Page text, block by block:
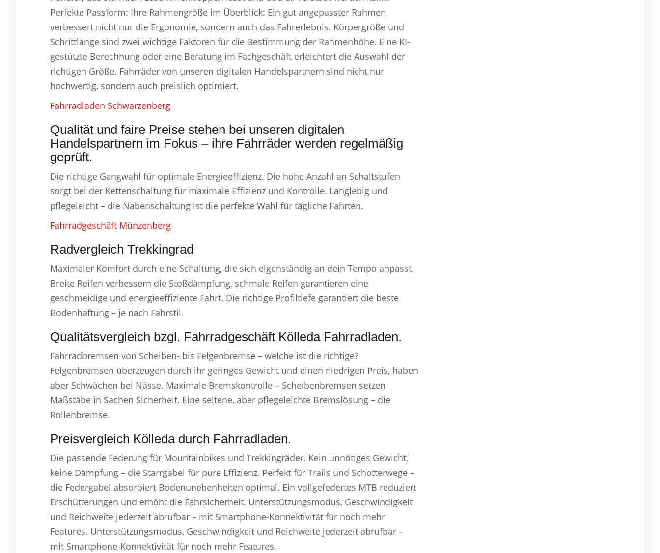
Perfekte Passform: Ihre Rahmengröße im Überblick: Ein gut angepasster Rahmen
verbessert nicht nur die Ergonomie, sondern auch das Fahrerlebnis. Körpergröße und
Schrittlänge sind zwei wichtige Faktoren für die Bestimmung der Rahmenhöhe. Eine KI-
gestützte Berechnung oder eine Beratung im Fachgeschäft erleichtert die Auswahl der
richtigen Größe. Fahrräder von unseren digitalen Handelspartnern sind nicht nur
hochwertig, sondern auch preislich optimiert.
Fahrradladen Schwarzenberg
Qualität und faire Preise stehen bei unseren digitalen
Handelspartnern im Fokus – ihre Fahrräder werden regelmäßig
geprüft.
Die richtige Gangwahl für optimale Energieeffizienz. Die hohe Anzahl an Schaltstufen
sorgt bei der Kettenschaltung für maximale Effizienz und Kontrolle. Langlebig und
pflegeleicht – die Nabenschaltung ist die perfekte Wahl für tägliche Fahrten.
Fahrradgeschäft Münzenberg
Radvergleich Trekkingrad
Maximaler Komfort durch eine Schaltung, die sich eigenständig an dein Tempo anpasst.
Breite Reifen verbessern die Stoßdämpfung, schmale Reifen garantieren eine
geschmeidige und energieeffiziente Fahrt. Die richtige Profiltiefe garantiert die beste
Bodenhaftung – je nach Fahrstil.
Qualitätsvergleich bzgl. Fahrradgeschäft Kölleda Fahrradladen.
Fahrradbremsen von Scheiben- bis Felgenbremse – welche ist die richtige?
Felgenbremsen überzeugen durch ihr geringes Gewicht und einen niedrigen Preis, haben
aber Schwächen bei Nässe. Maximale Bremskontrolle – Scheibenbremsen setzen
Maßstäbe in Sachen Sicherheit. Eine seltene, aber pflegeleichte Bremslösung – die
Rollenbremse.
Preisvergleich Kölleda durch Fahrradladen.
Die passende Federung für Mountainbikes und Trekkingräder. Kein unnötiges Gewicht,
keine Dämpfung – die Starrgabel für pure Effizienz. Perfekt für Trails und Schotterwege –
die Federgabel absorbiert Bodenunebenheiten optimal. Ein vollgefedertes MTB reduziert
Erschütterungen und erhöht die Fahrsicherheit. Unterstützungsmodus, Geschwindigkeit
und Reichweite jederzeit abrufbar – mit Smartphone-Konnektivität für noch mehr
Features. Unterstützungsmodus, Geschwindigkeit und Reichweite jederzeit abrufbar –
mit Smartphone-Konnektivität für noch mehr Features.